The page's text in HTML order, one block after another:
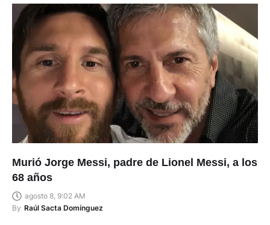
Murió Jorge Messi, padre de Lionel Messi, a los
68 años
agosto 8, 9:02 AM
By Raúl Sacta Domínguez